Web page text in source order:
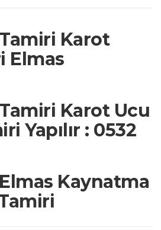
Karot
Elmas
Karot Ucu
Yapılır : 0532
Kaynatma